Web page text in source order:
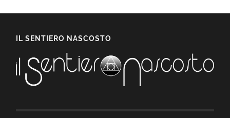
IL SENTIERO NASCOSTO